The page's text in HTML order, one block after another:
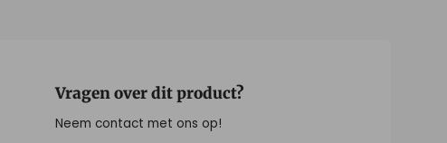
Vragen over dit product?
Neem contact met ons op!